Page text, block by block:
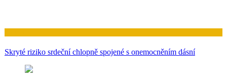
Skryté riziko srdeční chlopně spojené s onemocněním dásní